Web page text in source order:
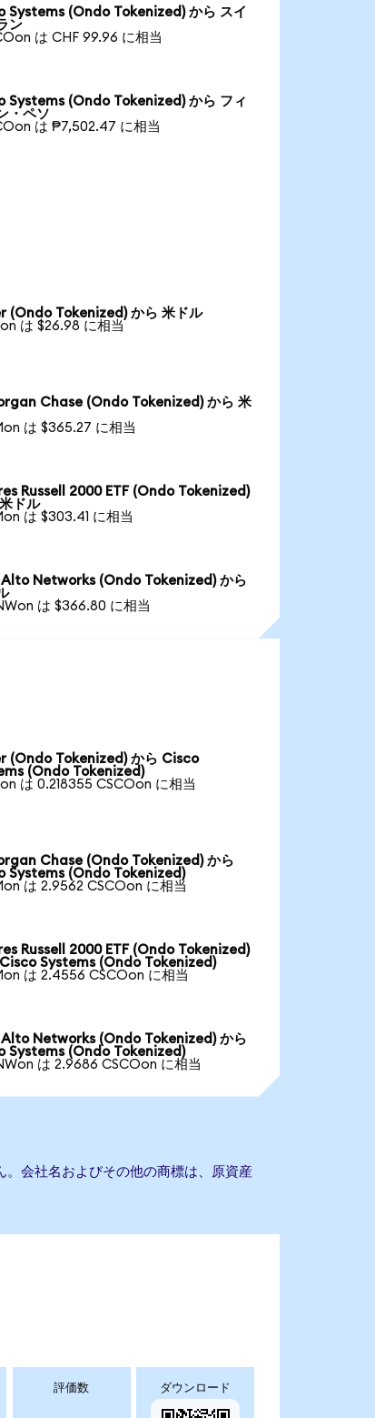
Systems (Ondo Tokenized) から スイ
ン
は CHF 99.96 に相当
Systems (Ondo Tokenized) から フィ
・ペソ
は ₱7,502.47 に相当
(Ondo Tokenized) から 米ドル
は $26.98 に相当
Chase (Ondo Tokenized) から 米
は $365.27 に相当
Russell 2000 ETF (Ondo Tokenized)
ドル
は $303.41 に相当
Alto Networks (Ondo Tokenized) から
は $366.80 に相当
(Ondo Tokenized) から Cisco
(Ondo Tokenized)
は 0.218355 CSCOon に相当
Chase (Ondo Tokenized) から
Systems (Ondo Tokenized)
は 2.9562 CSCOon に相当
Russell 2000 ETF (Ondo Tokenized)
Systems (Ondo Tokenized)
は 2.4556 CSCOon に相当
Alto Networks (Ondo Tokenized) から
Systems (Ondo Tokenized)
は 2.9686 CSCOon に相当
会社名およびその他の商標は、原資産
評価数 ダウンロード